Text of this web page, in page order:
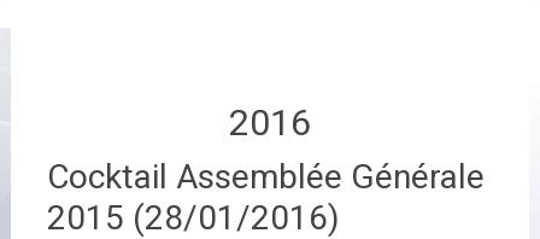
2016
Cocktail Assemblée Générale
2015 (28/01/2016)